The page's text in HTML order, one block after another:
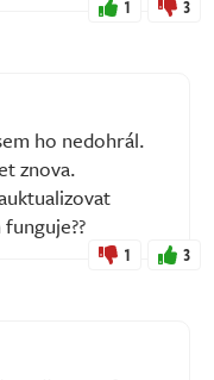
1 3
ho nedohrál.
znova.
1 3